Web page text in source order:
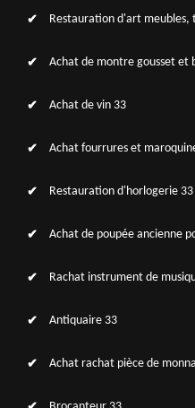
Restauration d'art meubles,
Achat de montre gousset et
Achat de vin 33
Achat fourrures et
Restauration d'horlogerie 33
Achat de poupée ancienne
Rachat instrument de
Antiquaire 33
Achat rachat pièce de